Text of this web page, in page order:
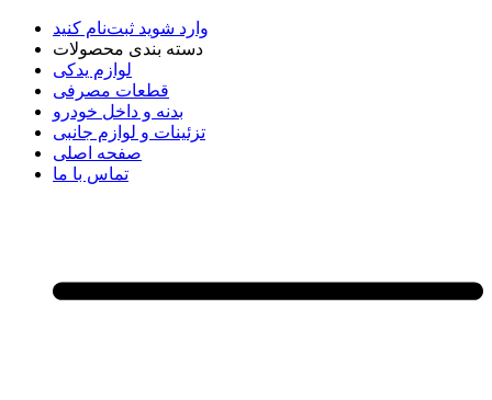
وارد شوید ثبت‌نام کنید
دسته بندی محصولات
لوازم یدکی
قطعات مصرفی
بدنه و داخل خودرو
تزئینات و لوازم جانبی
صفحه اصلی
تماس با ما